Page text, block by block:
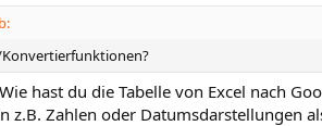
hast du die Tabelle von Excel nach
z.B. Zahlen oder Datumsdarstellungen